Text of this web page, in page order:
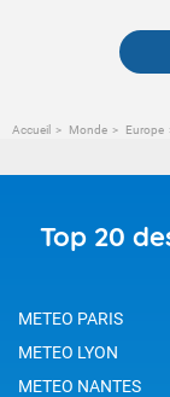
Accueil Monde Europe
Top 20
METEO PARIS
METEO LYON
METEO NANTES